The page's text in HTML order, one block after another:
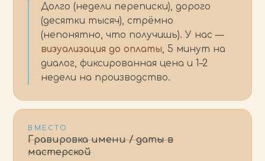
Долго (недели переписки), дорого
(десятки тысяч), стрёмно
(непонятно, что получишь). У нас —
визуализация до оплаты, 5 минут на
диалог, фиксированная цена и 1–2
недели на производство.
ВМЕСТО
Гравировка имени / даты в
мастерской